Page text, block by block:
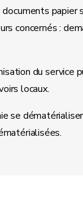
papier
concernés :
du service
locaux.
se